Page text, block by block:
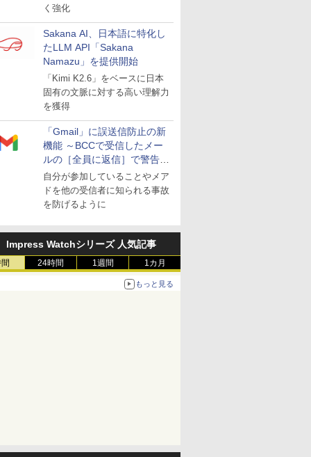
く強化
Sakana AI、日本語に特化し
たLLM API「Sakana
Namazu」を提供開始
「Kimi K2.6」をベースに日本
固有の文脈に対する高い理解力
を獲得
「Gmail」に誤送信防止の新
機能 ～BCCで受信したメー
ルの［全員に返信］で警告を
表示
自分が参加していることやメア
ドを他の受信者に知られる事故
を防げるように
Impress Watchシリーズ 人気記事
24時間 1週間 1カ月
もっと見る